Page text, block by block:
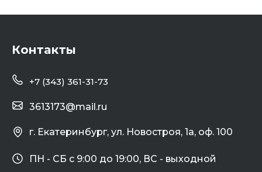
Контакты
+7 (343) 361-31-73
г. Екатеринбург, ул. Новостроя, 1а, оф. 100
3613173@mail.ru
ПН - СБ с 9:00 до 19:00, ВС - выходной